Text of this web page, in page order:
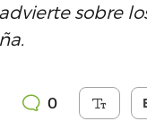
sobre
0